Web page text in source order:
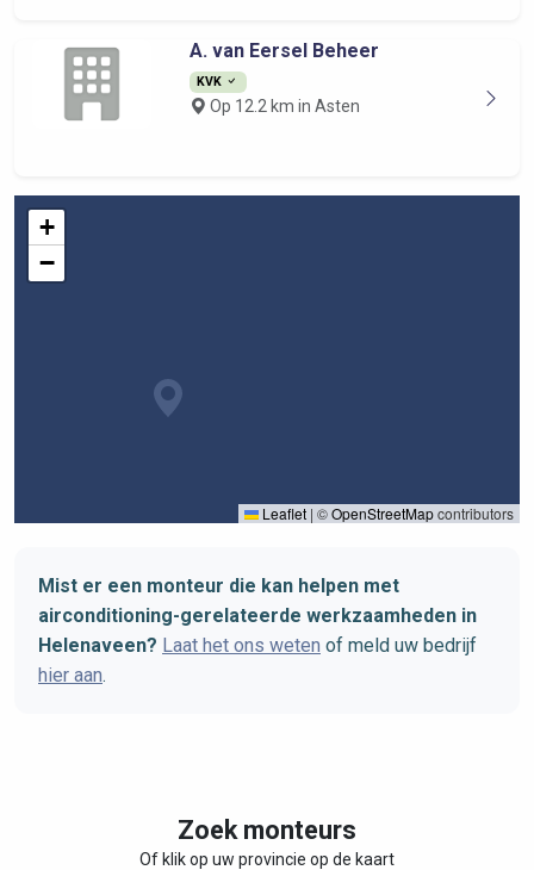
A. van Eersel Beheer
KVK
Op 12.2 km in Asten
+
−
Leaflet | ©OpenStreetMapcontributors
Mist er een monteur die kan helpen met
airconditioning-gerelateerde werkzaamheden in
Helenaveen? Laat het ons weten of meld uw bedrijf
hier aan.
Zoek monteurs
Of klik op uw provincie op de kaart